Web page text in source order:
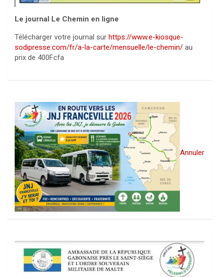
Le journal Le Chemin en ligne
Télécharger votre journal sur https://www.e-kiosque-
sodipresse.com/fr/a-la-carte/mensuelle/le-chemin/ au
prix de 400Fcfa
Annuler